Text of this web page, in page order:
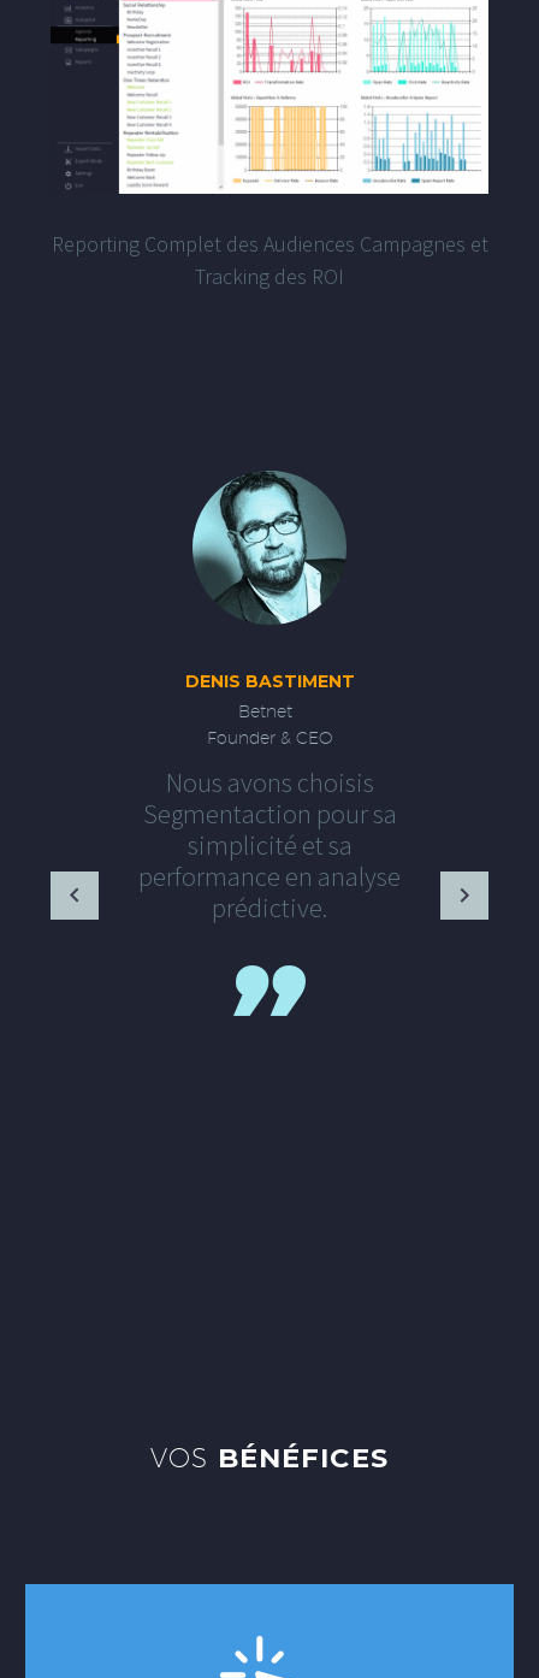
Reporting Complet des Audiences Campagnes et
Tracking des ROI
DENIS BASTIMENT
Betnet
Founder & CEO
Nous avons choisis
Segmentaction pour sa
simplicité et sa
performance en analyse
prédictive.
VOS BÉNÉFICES